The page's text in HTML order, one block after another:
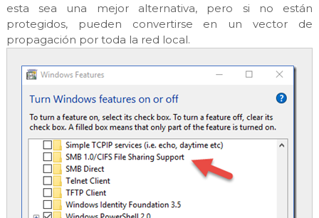
esta sea una mejor alternativa, pero si no están
protegidos, pueden convertirse en un vector de
propagación por toda la red local.